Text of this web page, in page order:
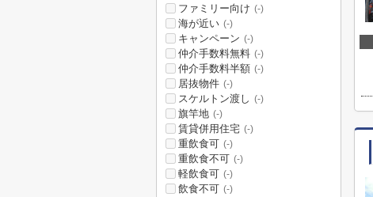
ファミリー向け (-)
海が近い (-)
キャンペーン (-)
仲介手数料無料 (-)
仲介手数料半額 (-)
居抜物件 (-)
スケルトン渡し (-)
旗竿地 (-)
賃貸併用住宅 (-)
重飲食可 (-)
重飲食不可 (-)
軽飲食可 (-)
飲食不可 (-)